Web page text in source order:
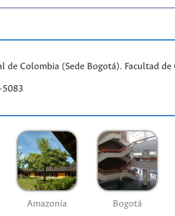
de Colombia (Sede Bogotá). Facultad de
5083
Amazonía Bogotá